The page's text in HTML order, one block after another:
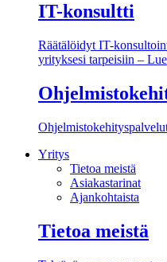
IT-konsultti
Räätälöidyt IT-
yrityksesi tarpeisiin –
Yritys
Tietoa meistä
Asiakastarinat
Ajankohtaista
Tietoa meistä